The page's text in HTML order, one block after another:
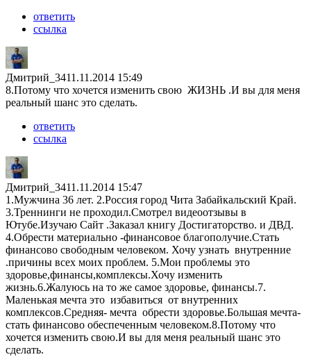
ответить
ссылка
Дмитрий_3411.11.2014 15:49
8.Потому что хочется изменить свою ЖИЗНЬ .И вы для меня
реальный шанс это сделать.
ответить
ссылка
Дмитрий_3411.11.2014 15:47
1.Мужчина 36 лет. 2.Россия город Чита Забайкальский Край.
3.Треннинги не проходил.Смотрел видеоотзывы в
Ютубе.Изучаю Сайт .Заказал книгу Достигаторство. и ДВД.
4.Обрести материально -финансовое благополучие.Стать
финансово свободным человеком. Хочу узнать внутренние
.причины всех моих проблем. 5.Мои проблемы это
здоровье,финансы,комплексы.Хочу изменить
жизнь.6.Жалуюсь на то же самое здоровье, финансы.7.
Маленькая мечта это избавиться от внутренних
комплексов.Средняя- мечта обрести здоровье.Большая мечта-
стать финансово обеспеченным человеком.8.Потому что
хочется изменить свою.И вы для меня реальный шанс это
сделать.